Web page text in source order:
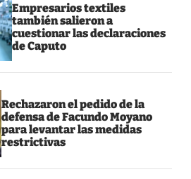
Empresarios textiles
también salieron a
cuestionar las declaraciones
de Caputo
Rechazaron el pedido de la
defensa de Facundo Moyano
para levantar las medidas
restrictivas